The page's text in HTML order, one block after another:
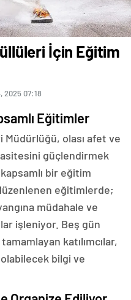
İçin Eğitim
2025 07:18
Eğitimler
olası afet ve
güçlendirmek
bir eğitim
eğitimlerde;
müdahale ve
işleniyor. Beş gün
katılımcılar,
bilgi ve